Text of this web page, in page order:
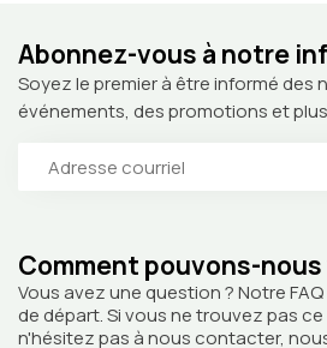
Comment pouvons-nous
Vous avez une question ? Notre
de départ. Si vous ne trouvez pas
n'hésitez pas à nous contacter,
Abonnez-vous à notre
Soyez le premier à être informé des
événements, des promotions et